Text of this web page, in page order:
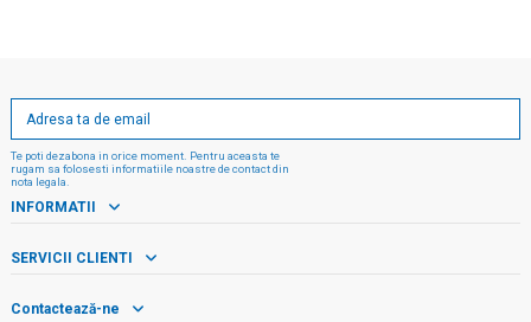
Te poti dezabona in orice moment. Pentru aceasta te
rugam sa folosesti informatiile noastre de contact din
nota legala.
INFORMATII
SERVICII CLIENTI
Contactează-ne